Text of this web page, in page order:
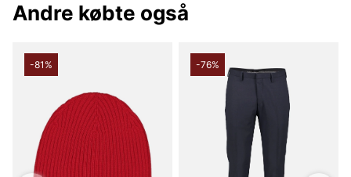
Andre købte også
-81% -76%